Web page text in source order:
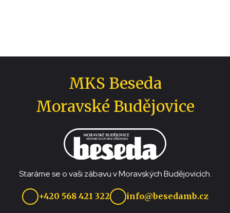
MKS Beseda
Moravské Budějovice
Staráme se o vaši zábavu v Moravských Budějovicích.
+420 568 421 322 info@besedamb.cz